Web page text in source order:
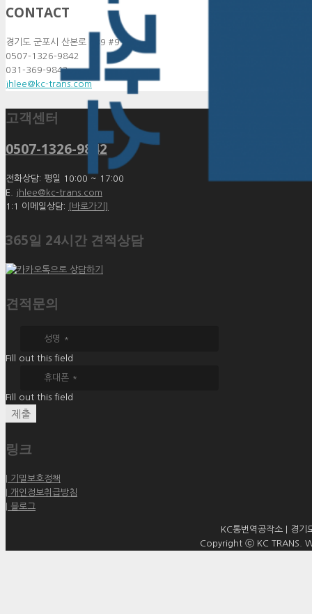
CONTACT
경기도 군포시 산본로 339 #910
0507-1326-9842
031-369-9842
jhlee@kc-trans.com
고객센터
0507-1326-9842
전화상담: 평일 10:00 ~ 17:00
E. jhlee@kc-trans.com
1:1 이메일상담:
[바로가기]
365일 24시간 견적상담
견적문의
Fill out this field
Fill out this field
제출
링크
| 기밀보호정책
| 개인정보취급방침
| 블로그
KC통번역공작소 | 경
Copyright ⓒ KC TRANS.